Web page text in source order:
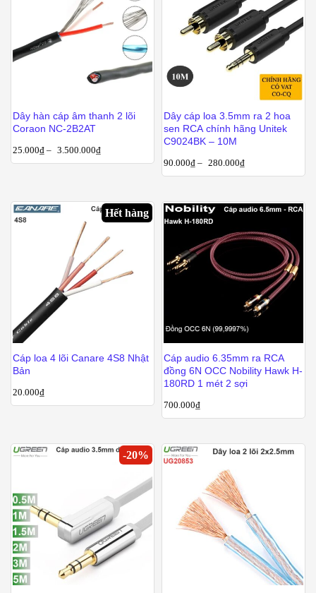
Dây hàn cáp âm thanh 2 lõi
Coraon NC-2B2AT
25.000₫ – 3.500.000₫
Dây cáp loa 3.5mm ra 2 hoa
sen RCA chính hãng Unitek
C9024BK – 10M
90.000₫ – 280.000₫
Hết hàng
Cáp loa 4 lõi Canare 4S8 Nhật
Bản
20.000₫
Cáp audio 6.35mm ra RCA
đồng 6N OCC Nobility Hawk H-
180RD 1 mét 2 sợi
700.000₫
-20%